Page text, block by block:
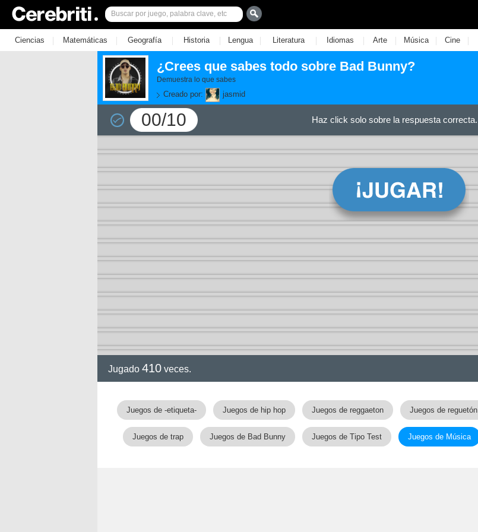
Ciencias | Matemáticas | Geografía | Historia | Lengua | Literatura | Idiomas | Arte | Música | Cine |
¿Crees que sabes todo sobre Bad Bunny?
Demuestra lo que sabes
Creado por: jasmid
00/10 Haz click solo sobre la respuesta correcta.
Jugado 410 veces.
Juegos de -etiqueta- Juegos de hip hop Juegos de reggaeton Juegos de reguetón
Juegos de trap Juegos de Bad Bunny Juegos de Tipo Test Juegos de Música